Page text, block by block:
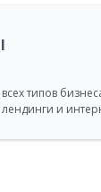
типов
и